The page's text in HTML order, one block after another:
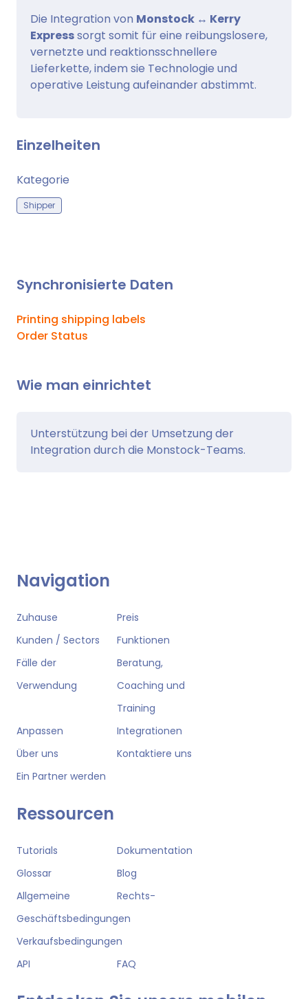
Die Integration von Monstock ↔ Kerry
Expresssorgt somit für eine reibungslosere,
vernetzte und reaktionsschnellere
Lieferkette, indem sie Technologie und
operative Leistung aufeinander abstimmt.
Einzelheiten
Kategorie
Shipper
Synchronisierte Daten
Printing shipping labels
Order Status
Wie man einrichtet
Unterstützung bei der Umsetzung der
Integration durch die Monstock-Teams.
Navigation
Zuhause
Preis
Kunden / Sectors
Funktionen
Fälle der
Verwendung
Beratung,
Coaching und
Training
Anpassen
Integrationen
Über uns
Kontaktiere uns
Ein Partner werden
Ressourcen
Tutorials
Dokumentation
Glossar
Blog
Allgemeine
Geschäftsbedingungen
Verkaufsbedingungen
Rechts-
API FAQ